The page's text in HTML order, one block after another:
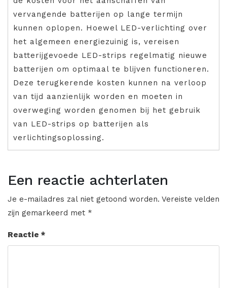
vervangende batterijen op lange termijn
kunnen oplopen. Hoewel LED-verlichting over
het algemeen energiezuinig is, vereisen
batterijgevoede LED-strips regelmatig nieuwe
batterijen om optimaal te blijven functioneren.
Deze terugkerende kosten kunnen na verloop
van tijd aanzienlijk worden en moeten in
overweging worden genomen bij het gebruik
van LED-strips op batterijen als
verlichtingsoplossing.
Een reactie achterlaten
Je e-mailadres zal niet getoond worden. Vereiste velden
zijn gemarkeerd met *
Reactie *